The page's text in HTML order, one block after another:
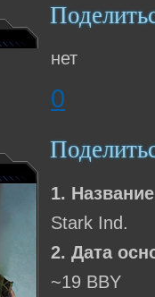
нет
0
1.
Stark Ind.
2. Дата
~19 BBY